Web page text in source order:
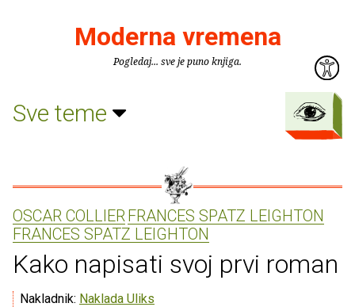
Moderna vremena
Pogledaj... sve je puno knjiga.
Sve teme
OSCAR COLLIERFRANCES SPATZ LEIGHTON
FRANCES SPATZ LEIGHTON
Kako napisati svoj prvi roman
Nakladnik: Naklada Uliks